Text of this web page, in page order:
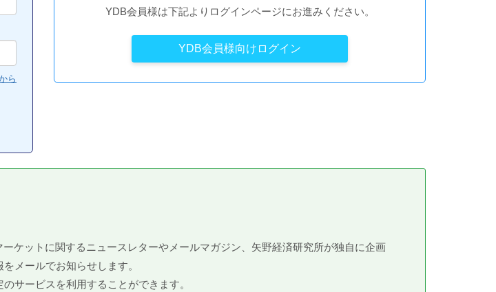
ら
YDB会員様は下記よりログインページにお進みください。
YDB会員様向けログイン
ケットに関するニュースレターやメールマガジン、矢野経済研究所が独自に企画
メールでお知らせします。
サービスを利用することができます。